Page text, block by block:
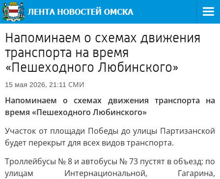
Напоминаем о схемах движения
транспорта на время
«Пешеходного Любинского»
15 мая 2026, 21:11 СМИ
Напоминаем о схемах движения транспорта на
время «Пешеходного Любинского»
Участок от площади Победы до улицы Партизанской
будет перекрыт для всех видов транспорта.
Троллейбусы № 8 и автобусы № 73 пустят в объезд: по
улицам Интернациональной, Гагарина,